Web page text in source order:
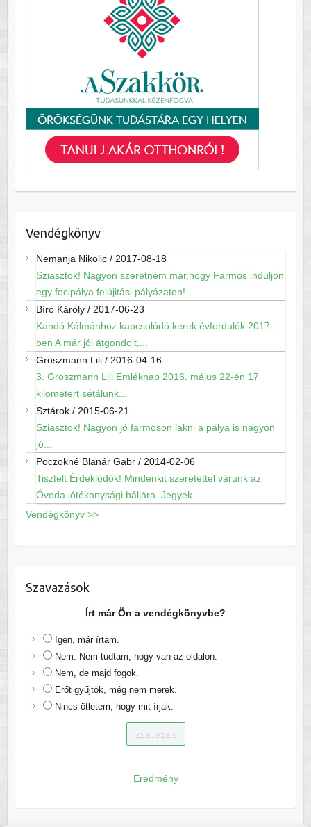
Vendégkönyv
Nemanja Nikolic/ 2017-08-18
Sziasztok! Nagyon szeretném már,hogy Farmos induljon
egy focipálya felújitási pályázaton!...
Bíró Károly/ 2017-06-23
Kandó Kálmánhoz kapcsolódó kerek évfordulók 2017-
ben A már jól átgondolt,...
Groszmann Lili/ 2016-04-16
3. Groszmann Lili Emléknap 2016. május 22-én 17
kilométert sétálunk...
Sztárok/ 2015-06-21
Sziasztok! Nagyon jó farmoson lakni a pálya is nagyon
jó...
Poczokné Blanár Gabr/ 2014-02-06
Tisztelt Érdeklődők! Mindenkit szeretettel várunk az
Óvoda jótékonysági báljára. Jegyek...
Vendégkönyv >>
Szavazások
Írt már Ön a vendégkönyvbe?
Igen, már írtam.
Nem. Nem tudtam, hogy van az oldalon.
Nem, de majd fogok.
Erőt gyűjtök, még nem merek.
Nincs ötletem, hogy mit írjak.
Eredmény